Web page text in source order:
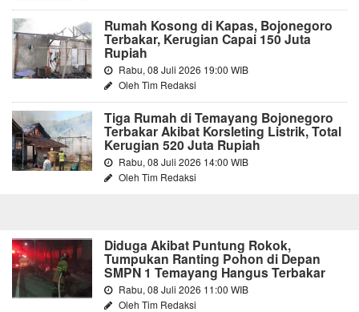
Rumah Kosong di Kapas, Bojonegoro
Terbakar, Kerugian Capai 150 Juta
Rupiah
Rabu, 08 Juli 2026 19:00 WIB
Oleh Tim Redaksi
Tiga Rumah di Temayang Bojonegoro
Terbakar Akibat Korsleting Listrik, Total
Kerugian 520 Juta Rupiah
Rabu, 08 Juli 2026 14:00 WIB
Oleh Tim Redaksi
Diduga Akibat Puntung Rokok,
Tumpukan Ranting Pohon di Depan
SMPN 1 Temayang Hangus Terbakar
Rabu, 08 Juli 2026 11:00 WIB
Oleh Tim Redaksi